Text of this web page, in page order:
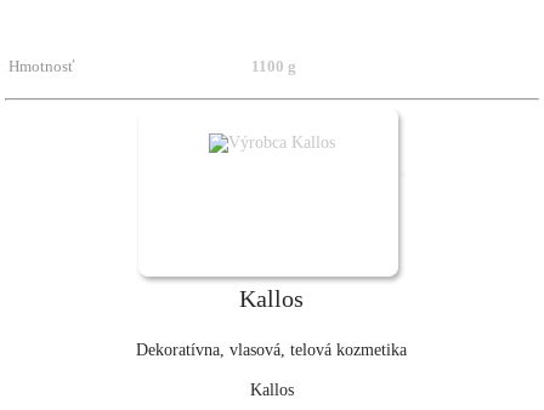
Hmotnosť 1100 g
Kallos
Dekoratívna, vlasová, telová kozmetika
Kallos